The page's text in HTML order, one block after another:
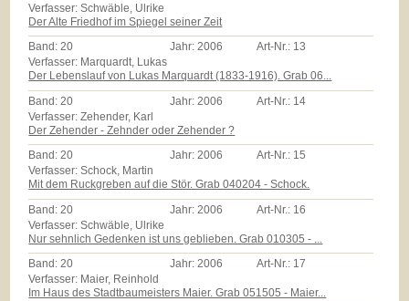
Verfasser: Schwäble, Ulrike
Der Alte Friedhof im Spiegel seiner Zeit
Band:20 Jahr:2006 Art-Nr.: 13
Verfasser: Marquardt, Lukas
Der Lebenslauf von Lukas Marquardt (1833-1916). Grab 06...
Band: 20 Jahr: 2006 Art-Nr.: 14
Verfasser: Zehender, Karl
Der Zehender - Zehnder oder Zehender ?
Band:20 Jahr:2006 Art-Nr.: 15
Verfasser: Schock, Martin
Mit dem Ruckgreben auf die Stör. Grab 040204 - Schock.
Band: 20 Jahr: 2006 Art-Nr.: 16
Verfasser: Schwäble, Ulrike
Nur sehnlich Gedenken ist uns geblieben. Grab 010305 - ...
Band:20 Jahr:2006 Art-Nr.: 17
Verfasser: Maier, Reinhold
Im Haus des Stadtbaumeisters Maier. Grab 051505 - Maier...